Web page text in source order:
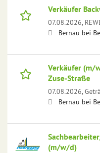
Verkäufer
07.08.2026,
Bernau bei
Verkäufer (m/
Zuse-Straße
07.08.2026,
Bernau bei
(m/w/d)